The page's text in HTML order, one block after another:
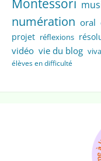
numération oral
projet réflexions
vidéo vie du blog
élèves en difficulté